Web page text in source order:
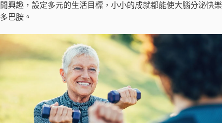
閒興趣，設定多元的生活目標，小小的成就都能使大腦分泌快樂
多巴胺。